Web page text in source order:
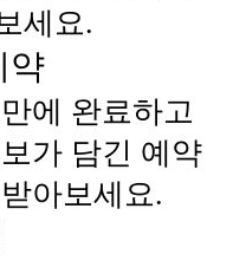
세요.
약
에 완료하고
가 담긴 예약
아보세요.